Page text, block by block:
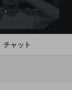
チャット